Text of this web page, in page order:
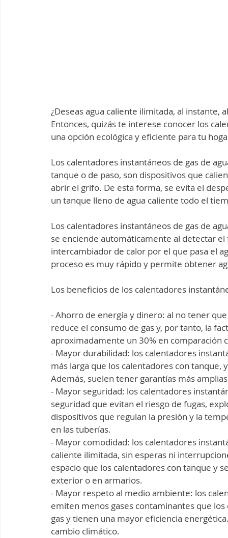
¿Deseas agua caliente ilimitada, al
Entonces, quizás te interese conocer los
una opción ecológica y eficiente para tu
Los calentadores instantáneos de gas de
tanque o de paso, son dispositivos que
abrir el grifo. De esta forma, se evita el
un tanque lleno de agua caliente todo el
Los calentadores instantáneos de gas de
se enciende automáticamente al detectar
intercambiador de calor por el que pasa el
proceso es muy rápido y permite obtener
Los beneficios de los calentadores
- Ahorro de energía y dinero: al no tener
reduce el consumo de gas y, por tanto, la
aproximadamente un 30% en comparación
- Mayor durabilidad: los calentadores
más larga que los calentadores con
Además, suelen tener garantías más
- Mayor seguridad: los calentadores
seguridad que evitan el riesgo de fugas,
dispositivos que regulan la presión y la
en las tuberías.
- Mayor comodidad: los calentadores
caliente ilimitada, sin esperas ni
espacio que los calentadores con tanque y
exterior o en armarios.
- Mayor respeto al medio ambiente: los
emiten menos gases contaminantes que
gas y tienen una mayor eficiencia
cambio climático.